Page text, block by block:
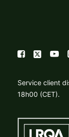
Service client
18h00 (CET).